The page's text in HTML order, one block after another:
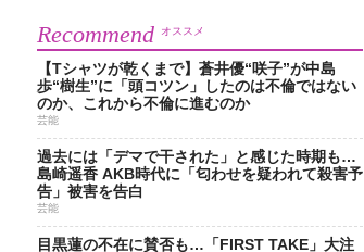
Recommend オススメ
【Tシャツが乾くまで】蒼井優“咲子”が中島
歩“樹生”に「頭コツン」したのは不倫ではない
のか、これから不倫に進むのか
芸能
過去には「デマで干された」と感じた時期も…
島崎遥香 AKB時代に「匂わせを疑われて殺害予
告」被害を告白
芸能
目黒蓮の不在に賛否も…「FIRST TAKE」大注